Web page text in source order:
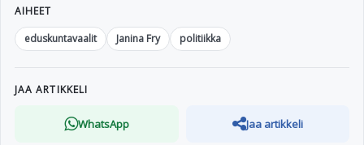
AIHEET
eduskuntavaalit
Janina Fry politiikka
JAA ARTIKKELI
WhatsApp Jaa artikkeli